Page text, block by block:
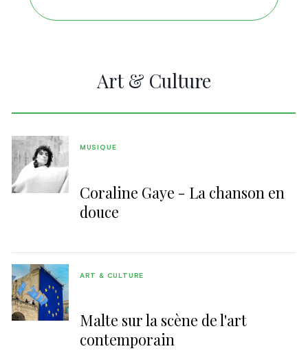
Art & Culture
Coraline Gaye - La chanson en
douce
MUSIQUE
Malte sur la scène de l'art
contemporain
ART & CULTURE